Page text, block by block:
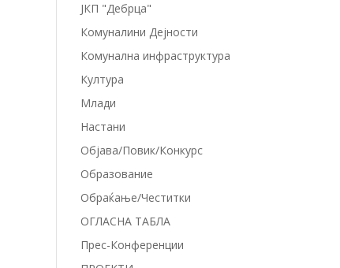
ЈКП "Дебрца"
Комуналини Дејности
Комунална инфраструктура
Култура
Млади
Настани
Објава/Повик/Конкурс
Образование
Обраќање/Честитки
ОГЛАСНА ТАБЛА
Прес-Конференции